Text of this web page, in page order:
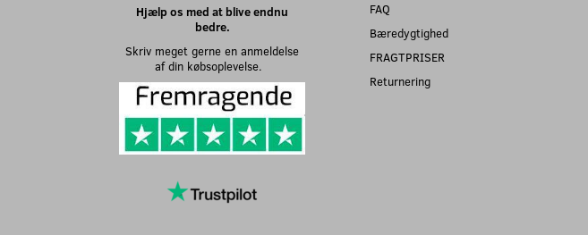
Hjælp os med at blive endnu
bedre.
Skriv meget gerne en anmeldelse
af din købsoplevelse.
FAQ
Bæredygtighed
FRAGTPRISER
Returnering